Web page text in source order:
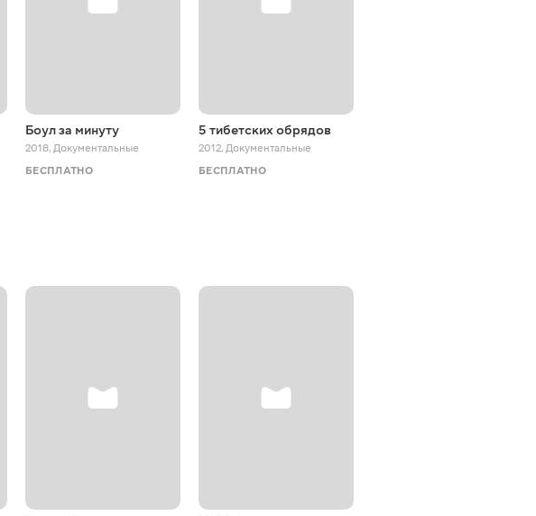
Боул за минуту
2018, Документальные
БЕСПЛАТНО
5 тибетских обрядов
2012, Документальные
БЕСПЛАТНО